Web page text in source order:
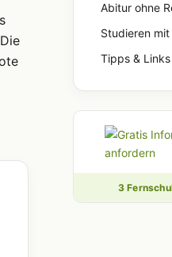
Abitur ohne
Studieren
Tipps & Links
3